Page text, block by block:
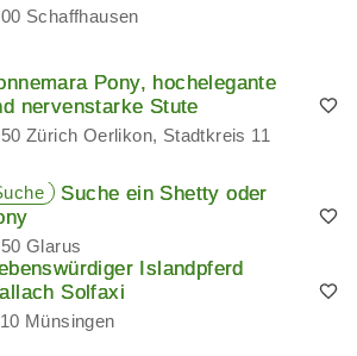
Schaffhausen
Pony, hochelegante
nervenstarke Stute
Zürich Oerlikon, Stadtkreis 11
Suche ein Shetty oder
Glarus
Islandpferd
Solfaxi
Münsingen